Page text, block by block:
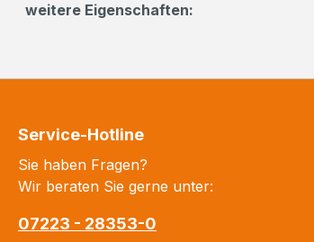
weitere Eigenschaften:
Service-Hotline
Sie haben Fragen?
Wir beraten Sie gerne unter:
07223 - 28353-0